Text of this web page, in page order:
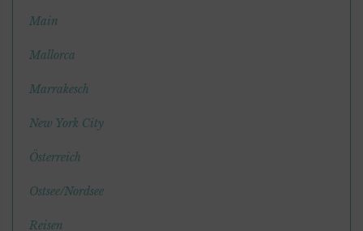
Main
Mallorca
Marrakesch
New York City
Österreich
Ostsee/Nordsee
Reisen